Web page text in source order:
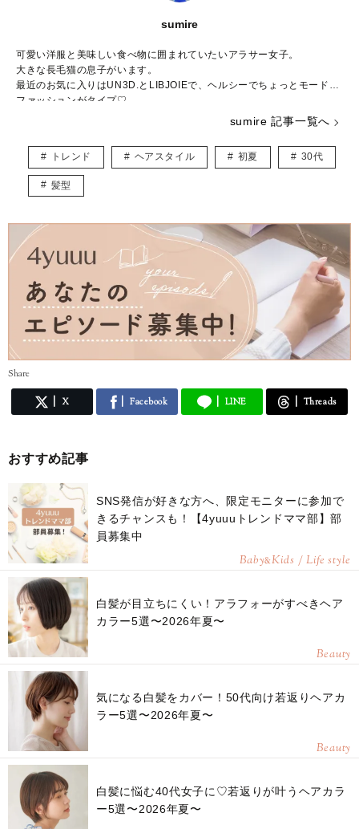
sumire
可愛い洋服と美味しい食べ物に囲まれていたいアラサー女子。
大きな長毛猫の息子がいます。
最近のお気に入りはUN3D.とLIBJOIEで、ヘルシーでちょっとモードな
ファッションがタイプ♡
普段はWEBライター兼パーソナルスタイリストとして活動中。
取り入れたコーデ術を日々研究・発信しています。
★インスタ
https://www.instagram.com/_sumirey__/
★ブログ
sumire 記事一覧へ
トレンド ヘアスタイル 初夏 30代
髪型
Share
X Facebook LINE Threads
おすすめ記事
SNS発信が好きな方へ、限定モニターに参加で
きるチャンスも！【4yuuuトレンドママ部】部
員募集中
Baby&Kids / Life style
白髪が目立ちにくい！アラフォーがすべきヘア
カラー5選〜2026年夏〜
Beauty
気になる白髪をカバー！50代向け若返りヘアカ
ラー5選〜2026年夏〜
Beauty
白髪に悩む40代女子に♡若返りが叶うヘアカラ
ー5選〜2026年夏〜